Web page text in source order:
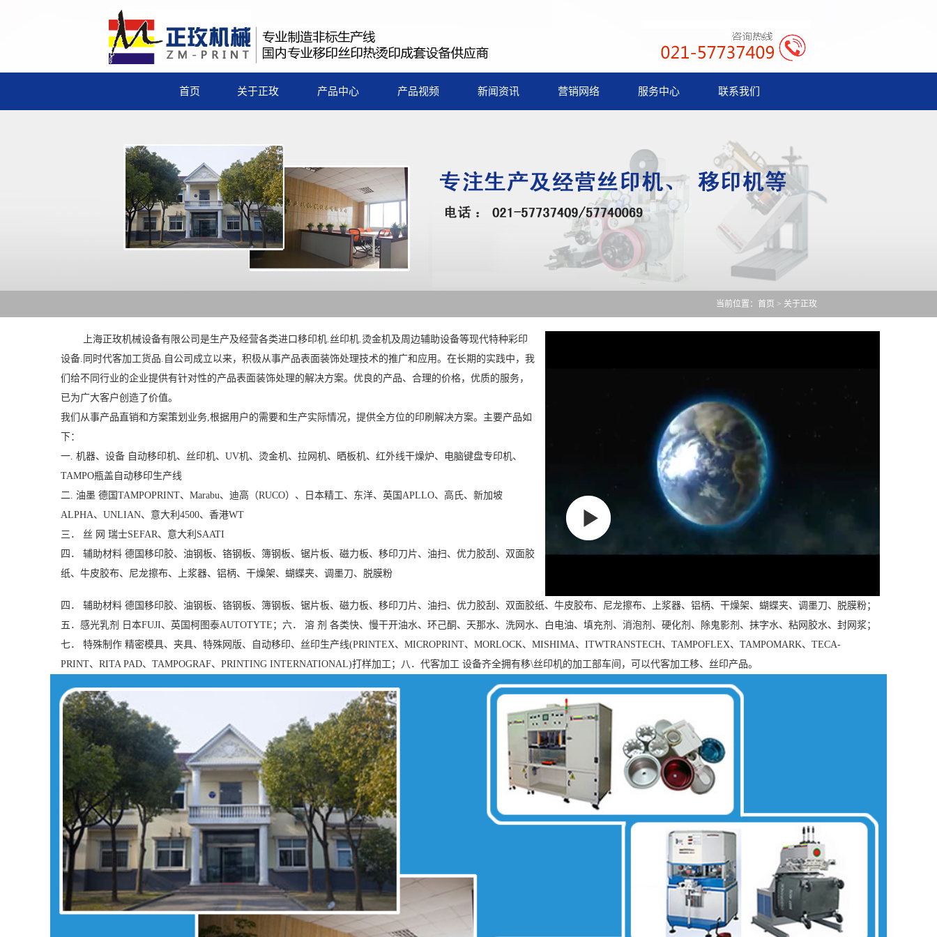
首页 关于正玫 产品中心 产品视频 新闻资讯 营销网络 服务中心 联系我们
当前位置： 首页 > 关于正玫
上海正玫机械设备有限公司是生产及经营各类进口移印机.丝印机.烫金机及周边辅助设备等现代特种彩印
设备.同时代客加工货品.自公司成立以来，积极从事产品表面装饰处理技术的推广和应用。在长期的实践中，我
们给不同行业的企业提供有针对性的产品表面装饰处理的解决方案。优良的产品、合理的价格，优质的服务，
已为广大客户创造了价值。
我们从事产品直销和方案策划业务,根据用户的需要和生产实际情况，提供全方位的印刷解决方案。主要产品如
下：
一. 机器、设备 自动移印机、丝印机、UV机、烫金机、拉网机、晒板机、红外线干燥炉、电脑键盘专印机、
TAMPO瓶盖自动移印生产线
二. 油墨 德国TAMPOPRINT、Marabu、迪高（RUCO）、日本精工、东洋、英国APLLO、高氏、新加坡
ALPHA、UNLIAN、意大利4500、香港WT
三． 丝 网 瑞士SEFAR、意大利SAATI
四． 辅助材料 德国移印胶、油钢板、铬钢板、簿钢板、锯片板、磁力板、移印刀片、油扫、优力胶刮、双面胶
纸、牛皮胶布、尼龙擦布、上浆器、铝柄、干燥架、蝴蝶夹、调墨刀、脱膜粉
四． 辅助材料 德国移印胶、油钢板、铬钢板、簿钢板、锯片板、磁力板、移印刀片、油扫、优力胶刮、双面胶纸、牛皮胶布、尼龙擦布、上浆器、铝柄、干燥架、蝴蝶夹、调墨刀、脱膜粉；
五．感光乳剂 日本FUJI、英国柯图泰AUTOTYTE；六． 溶 剂 各类快、慢干开油水、环己酮、天那水、洗网水、白电油、填充剂、消泡剂、硬化剂、除鬼影剂、抹字水、粘网胶水、封网浆；
七． 特殊制作 精密模具、夹具、特殊网版、自动移印、丝印生产线(PRINTEX、MICROPRINT、MORLOCK、MISHIMA、ITWTRANSTECH、TAMPOFLEX、TAMPOMARK、TECA-
PRINT、RITA PAD、TAMPOGRAF、PRINTING INTERNATIONAL)打样加工；八．代客加工 设备齐全拥有移\丝印机的加工部车间，可以代客加工移、丝印产品。